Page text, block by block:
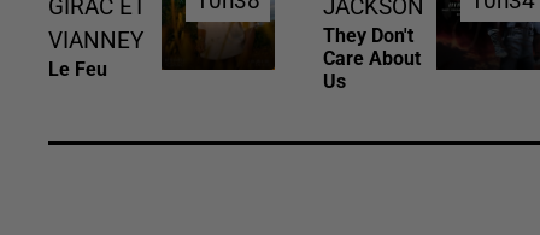
GIRAC ET
VIANNEY
Le Feu
JACKSON
They Don't
Care About
Us